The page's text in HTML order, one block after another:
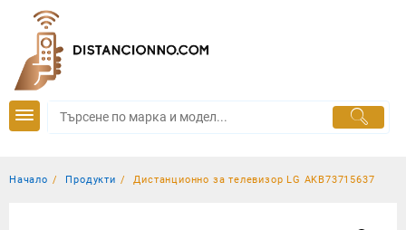
content
Начало Продукти Дистанционно за телевизор LG AKB73715637